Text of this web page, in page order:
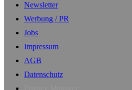
Newsletter
Werbung / PR
Jobs
Impressum
AGB
Datenschutz